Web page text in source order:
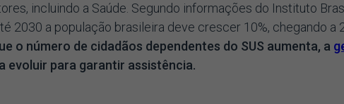
incluindo a Saúde. Segundo informações do Instituto
2030 a população brasileira deve crescer 10%, chegando a
o número de cidadãos dependentes do SUS aumenta, a
evoluir para garantir assistência.